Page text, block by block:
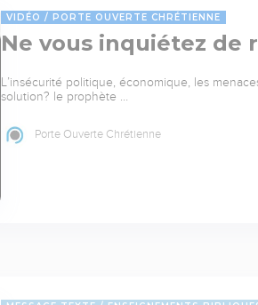
VIDÉO PORTE OUVERTE CHRÉTIENNE
Ne vous inquiétez de
L’insécurité politique, économique, les
solution? le prophète …
Porte Ouverte Chrétienne